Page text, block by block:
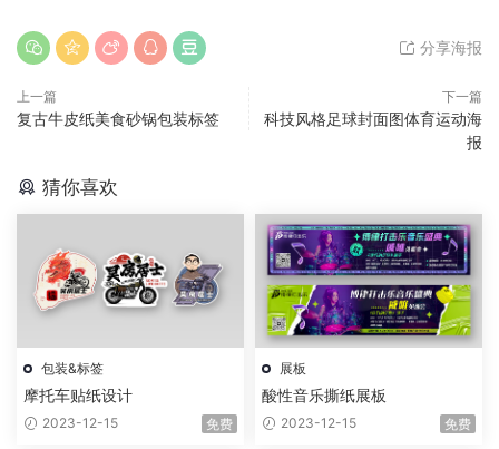
分享海报
上一篇
复古牛皮纸美食砂锅包装标签
下一篇
科技风格足球封面图体育运动海
报
猜你喜欢
包装&标签
摩托车贴纸设计
2023-12-15 免费
展板
酸性音乐撕纸展板
2023-12-15 免费